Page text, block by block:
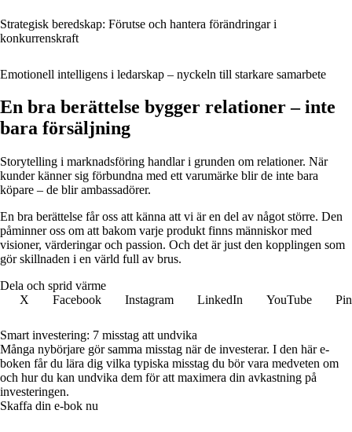
Strategisk beredskap: Förutse och hantera förändringar i
konkurrenskraft
Emotionell intelligens i ledarskap – nyckeln till starkare samarbete
En bra berättelse bygger relationer – inte
bara försäljning
Storytelling i marknadsföring handlar i grunden om relationer. När
kunder känner sig förbundna med ett varumärke blir de inte bara
köpare – de blir ambassadörer.
En bra berättelse får oss att känna att vi är en del av något större. Den
påminner oss om att bakom varje produkt finns människor med
visioner, värderingar och passion. Och det är just den kopplingen som
gör skillnaden i en värld full av brus.
Dela och sprid värme
X
Facebook Instagram LinkedIn YouTube
Smart investering: 7 misstag att undvika
Många nybörjare gör samma misstag när de investerar. I den här e-
boken får du lära dig vilka typiska misstag du bör vara medveten om
och hur du kan undvika dem för att maximera din avkastning på
investeringen.
Skaffa din e-bok nu